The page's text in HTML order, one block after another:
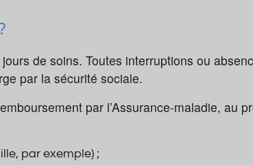
de soins. Toutes interruptions ou
par la sécurité sociale.
par l’Assurance-maladie, au
par exemple) ;